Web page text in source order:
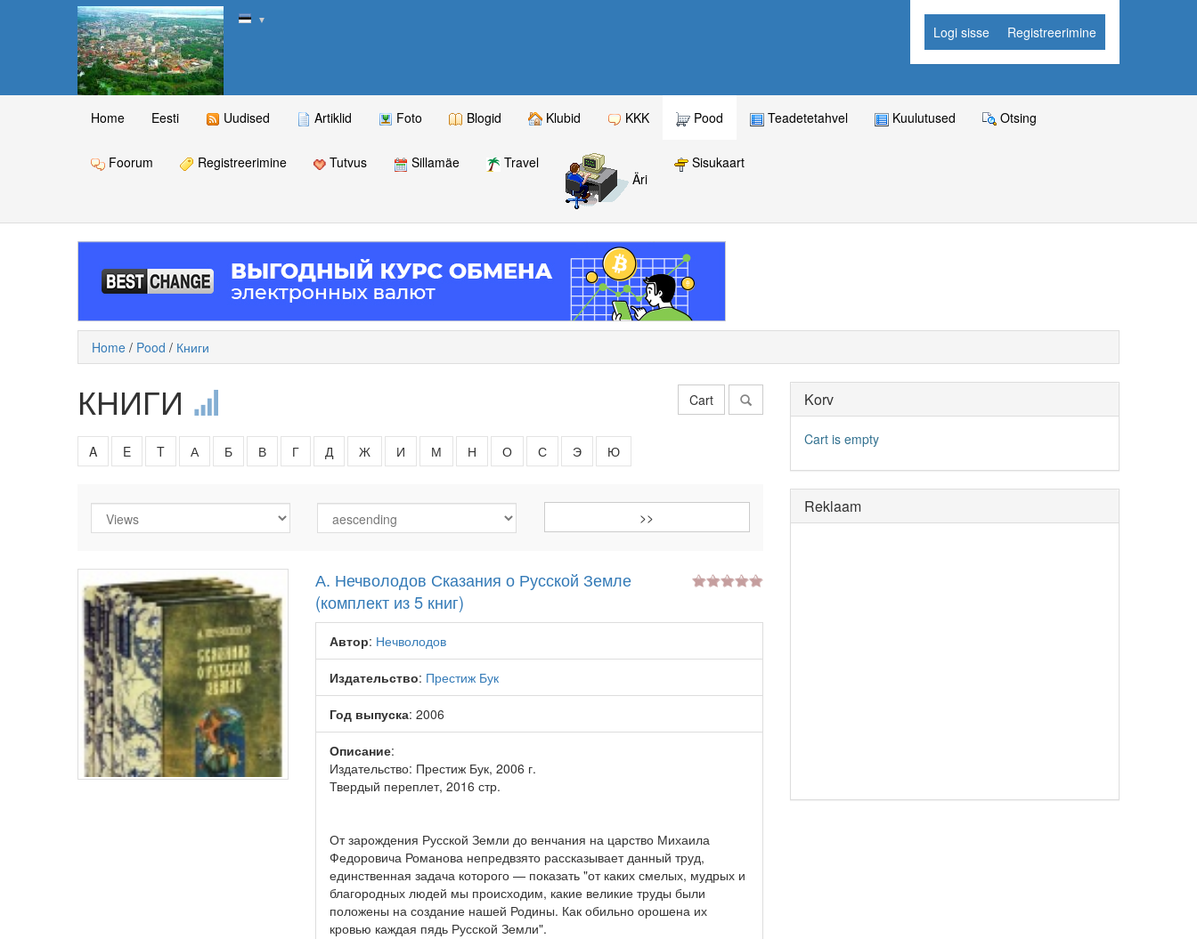
▼
Logi sisse Registreerimine
Home Eesti Uudised Artiklid Foto Blogid Klubid KKK Pood Teadetetahvel Kuulutused Otsing
Foorum Registreerimine Tutvus Sillamäe
Travel
Äri
Sisukaart
Home / Pood / Книги
Cart
КНИГИ
A E T А Б В Г Д Ж И М Н О С Э Ю
А. Нечволодов Сказания о Русской Земле
(комплект из 5 книг)
Автор: Нечволодов
Издательство: Престиж Бук
Год выпуска: 2006
Описание:
Издательство: Престиж Бук, 2006 г.
Твердый переплет, 2016 стр.
От зарождения Русской Земли до венчания на царство Михаила
Федоровича Романова непредвзято рассказывает данный труд,
единственная задача которого — показать "от каких смелых, мудрых и
благородных людей мы происходим, какие великие труды были
положены на создание нашей Родины. Как обильно орошена их
кровью каждая пядь Русской Земли".
Korv
Cart is empty
Reklaam